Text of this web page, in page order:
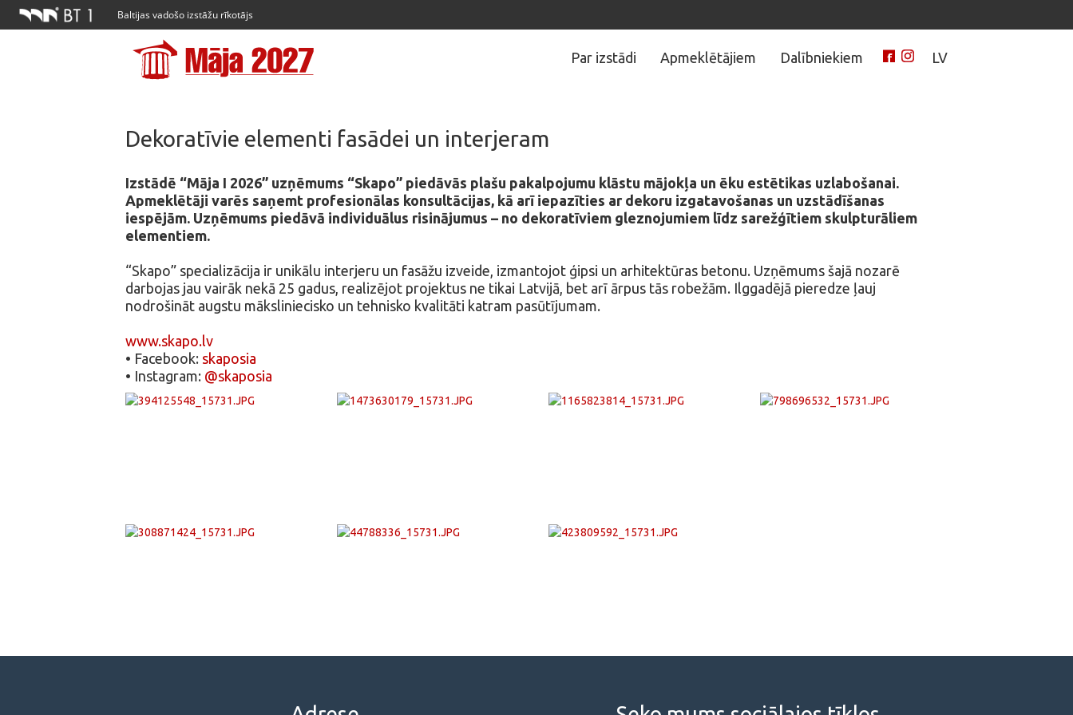
Baltijas vadošo izstāžu rīkotājs
Par izstādi Apmeklētājiem Dalībniekiem LV
Dekoratīvie elementi fasādei un interjeram
Izstādē “Māja I 2026” uzņēmums “Skapo” piedāvās plašu pakalpojumu klāstu mājokļa un ēku estētikas uzlabošanai.
Apmeklētāji varēs saņemt profesionālas konsultācijas, kā arī iepazīties ar dekoru izgatavošanas un uzstādīšanas
iespējām. Uzņēmums piedāvā individuālus risinājumus – no dekoratīviem gleznojumiem līdz sarežģītiem skulpturāliem
elementiem.
“Skapo” specializācija ir unikālu interjeru un fasāžu izveide, izmantojot ģipsi un arhitektūras betonu. Uzņēmums šajā nozarē
darbojas jau vairāk nekā 25 gadus, realizējot projektus ne tikai Latvijā, bet arī ārpus tās robežām. Ilggadējā pieredze ļauj
nodrošināt augstu māksliniecisko un tehnisko kvalitāti katram pasūtījumam.
www.skapo.lv
• Facebook: skaposia
• Instagram: @skaposia